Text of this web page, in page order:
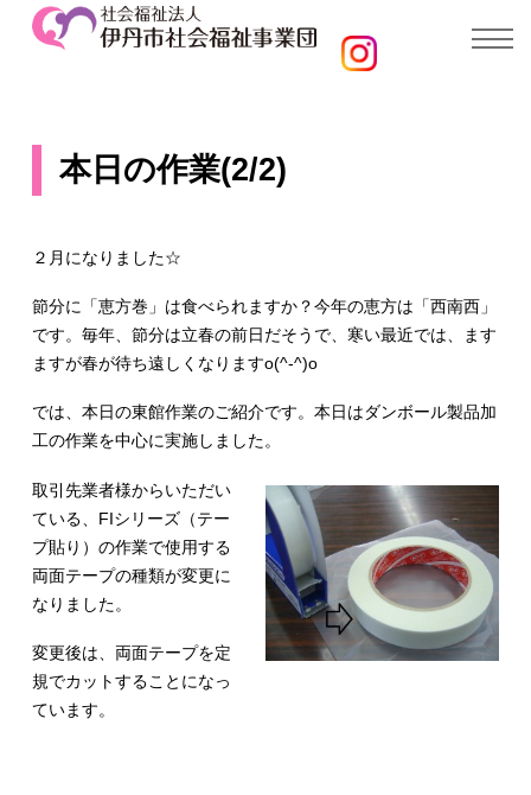
本日の作業(2/2)
２月になりました☆
節分に「恵方巻」は食べられますか？今年の恵方は「西南西」
です。毎年、節分は立春の前日だそうで、寒い最近では、ます
ますが春が待ち遠しくなりますo(^-^)o
では、本日の東館作業のご紹介です。本日はダンボール製品加
工の作業を中心に実施しました。
取引先業者様からいただい
ている、FIシリーズ（テー
プ貼り）の作業で使用する
両面テープの種類が変更に
なりました。
変更後は、両面テープを定
規でカットすることになっ
ています。